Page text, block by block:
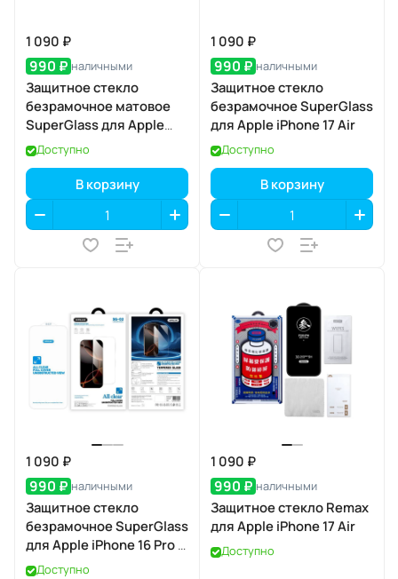
1 090 ₽
990 ₽ наличными
Защитное стекло
безрамочное матовое
SuperGlass для Apple
iPhone 17 / 16 Pro
Доступно
В корзину
1 090 ₽
990 ₽ наличными
Защитное стекло
безрамочное SuperGlass
для Apple iPhone 17 Air
Доступно
В корзину
1 090 ₽
990 ₽ наличными
Защитное стекло
безрамочное SuperGlass
для Apple iPhone 16 Pro /
17 / 17 Pro
Доступно
1 090 ₽
990 ₽ наличными
Защитное стекло Remax
для Apple iPhone 17 Air
Доступно